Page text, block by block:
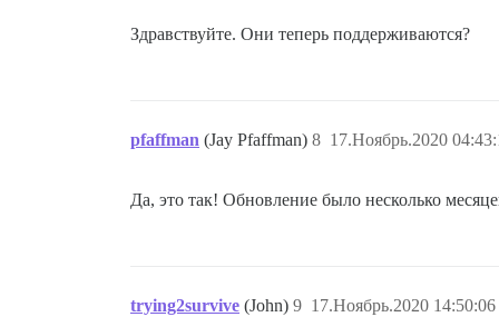
Здравствуйте. Они теперь поддерживаются?
pfaffman (Jay Pfaffman) 17.Ноябрь.2020
8
Да, это так! Обновление было несколько
trying2survive (John) 17.Ноябрь.2020 14:50:06
9